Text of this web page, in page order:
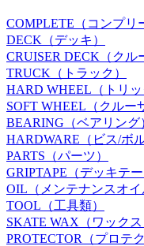
COMPLETE（コンプリ
DECK（デッキ）
CRUISER DECK（クル
TRUCK（トラック）
HARD WHEEL（トリッ
SOFT WHEEL（クルー
BEARING（ベアリング
HARDWARE（ビス/ボル
PARTS（パーツ）
GRIPTAPE（デッキテー
OIL（メンテナンスオイ
TOOL（工具類）
SKATE WAX（ワックス
PROTECTOR（プロテ